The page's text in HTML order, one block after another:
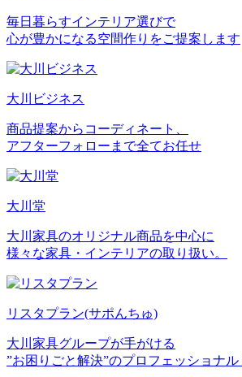
毎日暮らすインテリア選びで
心が豊かになる空間作りをご提案します
大川ビジネス
商品提案からコーディネート、
アフターフォローまで全てお任せ
大川堂
大川家具のオリジナル商品を中心に
様々な家具・インテリアの取り扱い。
リスタプラン(サポんちゅ)
大川家具グループが手がける
”お困りごと解決”のプロフェッショナル